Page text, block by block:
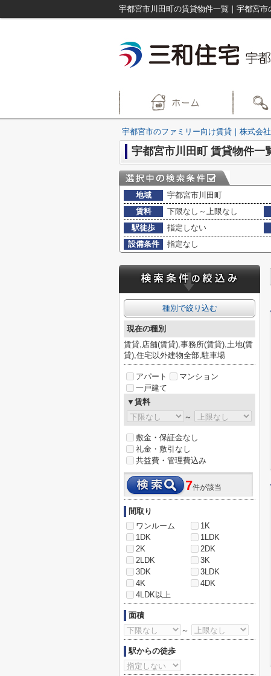
宇都宮市のファミリー向け賃貸｜株式会
宇都宮市川田町 賃貸物件一
地域
宇都宮市川田町
賃料
下限なし～上限なし
駅徒歩
指定しない
設備条件
指定なし
種別で絞り込む
現在の種別
賃貸,店舗(賃貸),事務所(賃貸),土地(賃
貸),住宅以外建物全部,駐車場
アパート
マンション
一戸建て
▼賃料
～
敷金・保証金なし
礼金・敷引なし
共益費・管理費込み
7件が該当
間取り
ワンルーム
1K
1DK
1LDK
2K
2DK
2LDK
3K
3DK
3LDK
4K
4DK
4LDK以上
面積
～
駅からの徒歩